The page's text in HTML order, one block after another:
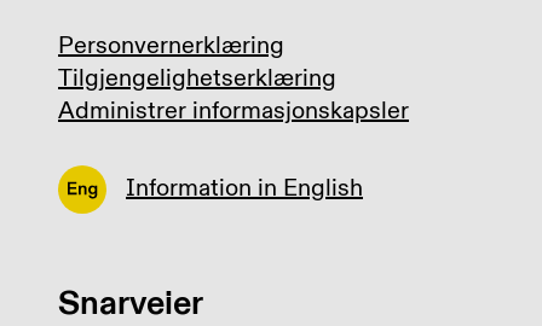
Personvernerklæring
Tilgjengelighetserklæring
Administrer informasjonskapsler
Information in English
Snarveier